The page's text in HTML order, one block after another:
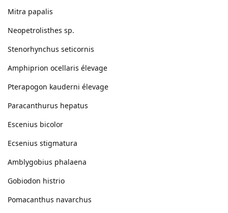
Mitra papalis
Neopetrolisthes sp.
Stenorhynchus seticornis
Amphiprion ocellaris élevage
Pterapogon kauderni élevage
Paracanthurus hepatus
Escenius bicolor
Ecsenius stigmatura
Amblygobius phalaena
Gobiodon histrio
Pomacanthus navarchus